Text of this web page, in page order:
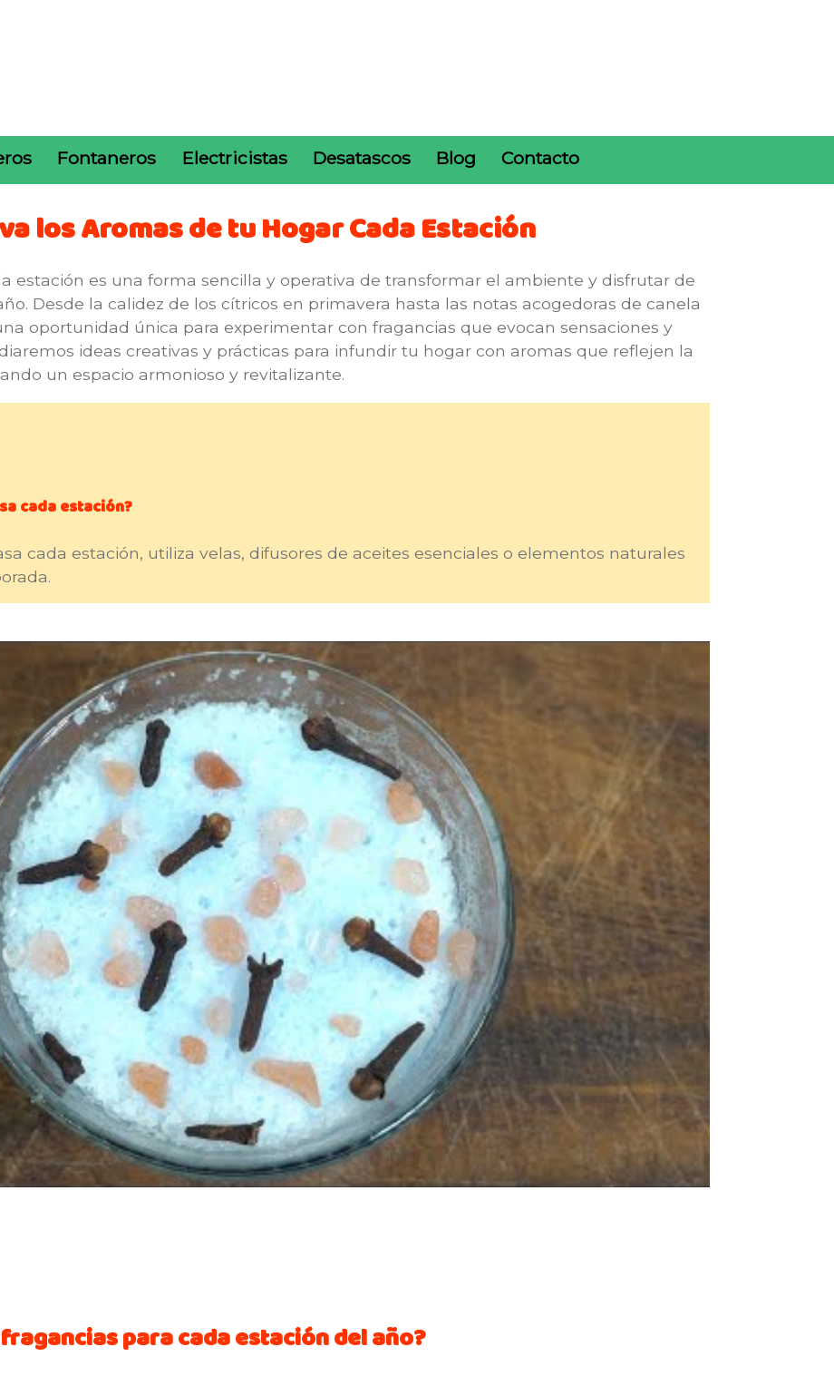
Fontaneros Electricistas Desatascos Blog Contacto
los Aromas de tu Hogar Cada Estación
estación es una forma sencilla y operativa de transformar el ambiente y disfrutar de
Desde la calidez de los cítricos en primavera hasta las notas acogedoras de canela
oportunidad única para experimentar con fragancias que evocan sensaciones y
ideas creativas y prácticas para infundir tu hogar con aromas que reflejen la
un espacio armonioso y revitalizante.
cada estación?
cada estación, utiliza velas, difusores de aceites esenciales o elementos naturales
para cada estación del año?